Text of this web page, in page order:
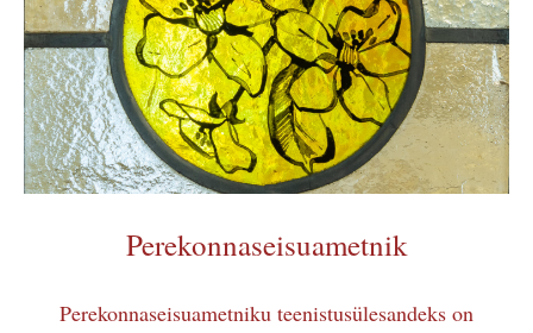
Perekonnaseisuametnik
Perekonnaseisuametniku teenistusülesandeks on